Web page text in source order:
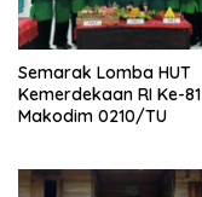
Semarak Lomba HUT
Kemerdekaan RI Ke-
Makodim 0210/TU